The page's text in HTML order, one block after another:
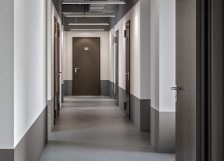
Москва / Московская обл
Получить контакты Посмотреть на карте
Прямая продажа от застройщика! Кладовая номер кл. 246
общей площадью 3.9 кв.м. на 1-м этаже в ЖК «1-й
Лермонтовский».[#3098274#]
Характеристики
О помещении
Где находится
Контакты
Другие объявления
Характеристики помещения
№ объявления